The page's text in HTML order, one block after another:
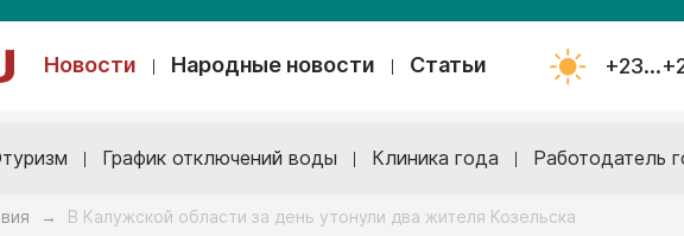
Новости Народные новости Статьи
График отключений воды Клиника года Работодатель
→ В Калужской области за день утонули два жителя Козельска